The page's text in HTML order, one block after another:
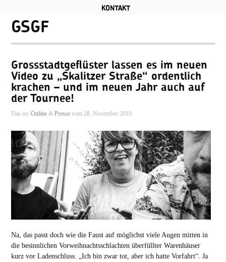
KONTAKT
GSGF
Grossstadtgeflüster lassen es im neuen
Video zu „Skalitzer Straße“ ordentlich
krachen – und im neuen Jahr auch auf
der Tournee!
Das ist: Online& Pressevom 28. November 2019
Na, das passt doch wie die Faust auf möglichst viele Augen mitten in
die besinnlichen Vorweihnachtsschlachten überfüllter Warenhäuser
kurz vor Ladenschluss. „Ich bin zwar tot, aber ich hatte Vorfahrt“. Ja